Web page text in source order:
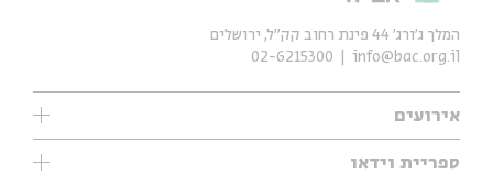
אירועים
עיון
אנגלית
ספריית וידאו
המלך ג'ורג' 44 פינת רחוב קק״ל, ירושלים
info@bac.org.il
02-6215300